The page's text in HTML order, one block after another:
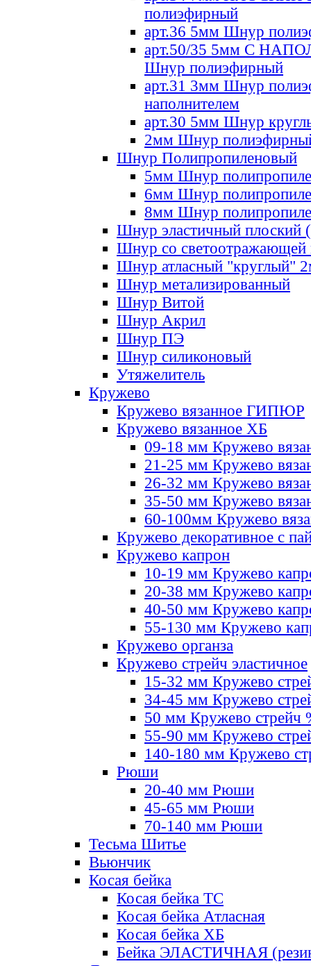
полиэфирный
арт.36 5мм Шнур
арт.50/35 5мм С
Шнур полиэфирный
арт.31 3мм Шнур
наполнителем
арт.30 5мм Шнур
2мм Шнур
Шнур Полипропиленовый
5мм Шнур
6мм Шнур
8мм Шнур
Шнур эластичный плоский
Шнур со светоотражающей
Шнур атласный "круглый"
Шнур метализированный
Шнур Витой
Шнур Акрил
Шнур ПЭ
Шнур силиконовый
Утяжелитель
Кружево
Кружево вязанное ГИПЮР
Кружево вязанное ХБ
09-18 мм Кружево
21-25 мм Кружево
26-32 мм Кружево
35-50 мм Кружево
60-100мм Кружево
Кружево декоративное с
Кружево капрон
10-19 мм Кружево
20-38 мм Кружево
40-50 мм Кружево
55-130 мм Кружево
Кружево органза
Кружево стрейч эластичное
15-32 мм Кружево
34-45 мм Кружево
50 мм Кружево стрейч
55-90 мм Кружево
140-180 мм Кружево
Рюши
20-40 мм Рюши
45-65 мм Рюши
70-140 мм Рюши
Тесьма Шитье
Вьюнчик
Косая бейка
Косая бейка ТС
Косая бейка Атласная
Косая бейка ХБ
Бейка ЭЛАСТИЧНАЯ